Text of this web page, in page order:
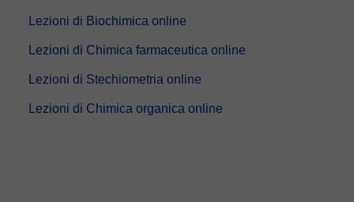
Lezioni di Biochimica online
Lezioni di Chimica farmaceutica online
Lezioni di Stechiometria online
Lezioni di Chimica organica online